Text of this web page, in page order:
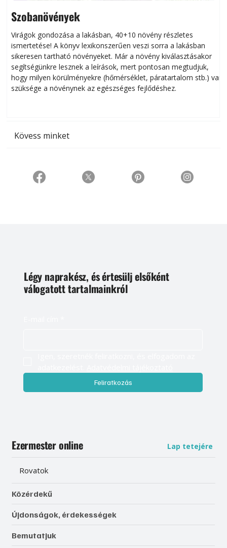
Szobanövények
Virágok gondozása a lakásban, 40+10 növény részletes
ismertetése! A könyv lexikonszerűen veszi sorra a lakásban
sikeresen tart­ha­tó növényeket. Már a növény kiválasztásakor
segítségünkre lesznek a leírások, mert pontosan megtudjuk,
hogy milyen körülményekre (hőmérséklet, páratartalom stb.) van
szüksége a növénynek az egészséges fejlődéshez.
Kövess minket
Légy naprakész, és értesülj elsőként
válogatott tartalmainkról
Feliratkozás
Ezermester online Lap tetejére
Rovatok
Közérdekű
Újdonságok, érdekességek
Bemutatjuk